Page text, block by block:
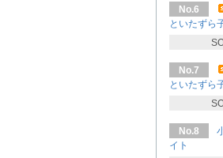
No.6
といたず
No.7
といたずら
No.8
イト